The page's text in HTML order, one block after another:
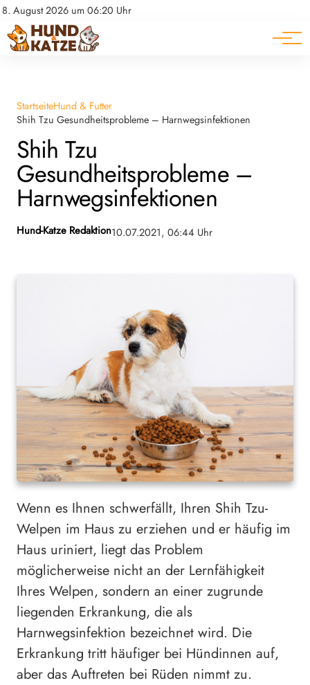
8. August 2026 um 06:20 Uhr
Datenschutz
Impressum
Pferde
Ratgeber
StartseiteHund & Futter
Shih Tzu Gesundheitsprobleme – Harnwegsinfektionen
Shih Tzu
Gesundheitsprobleme –
Harnwegsinfektionen
Hund-Katze Redaktion10.07.2021, 06:44 Uhr
Wenn es Ihnen schwerfällt, Ihren Shih Tzu-
Welpen im Haus zu erziehen und er häufig im
Haus uriniert, liegt das Problem
möglicherweise nicht an der Lernfähigkeit
Ihres Welpen, sondern an einer zugrunde
liegenden Erkrankung, die als
Harnwegsinfektion bezeichnet wird. Die
Erkrankung tritt häufiger bei Hündinnen auf,
aber das Auftreten bei Rüden nimmt zu.